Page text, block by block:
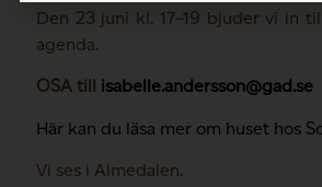
Den 23 juni kl. 17–19 bjuder vi in
agenda.
OSA till isabelle.andersson@gad.se
Här kan du läsa mer om huset hos
Vi ses i Almedalen.